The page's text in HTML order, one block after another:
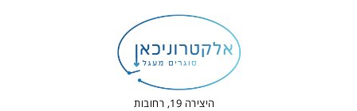
היצירה 19, רחובות